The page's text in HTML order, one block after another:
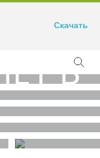
Скачать